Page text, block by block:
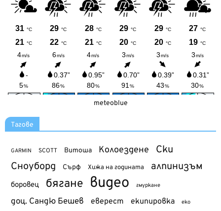
meteoblue
Тагове
GARMIN SCOTT Витоша Колоездене Ски
Сноуборд Сърф Хижа на годината алпинизъм
боровец бягане видео гмуркане
доц. Сандю Бешев еверест екипировка еко